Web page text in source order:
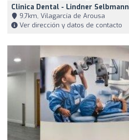
Clinica Dental - Lindner Selbmann
9,7km, Vilagarcía de Arousa
Ver dirección y datos de contacto